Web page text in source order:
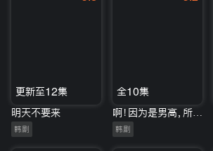
更新至12集
明天不要来
韩剧
全10集
韩剧